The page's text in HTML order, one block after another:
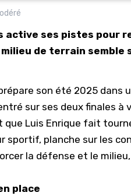
active ses pistes pour
de terrain semble
son été 2025 dans
sur ses deux finales à
que Luis Enrique fait
sportif, planche sur les
la défense et le
place